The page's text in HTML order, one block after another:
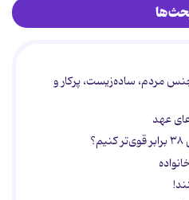
مردم، ساده‌زیست، پرکار و
عهد